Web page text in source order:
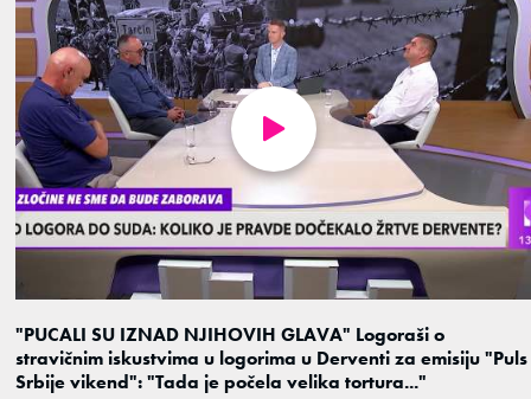
"PUCALI SU IZNAD NJIHOVIH GLAVA" Logoraši o
stravičnim iskustvima u logorima u Derventi za emisiju "Puls
Srbije vikend": "Tada je počela velika tortura..."